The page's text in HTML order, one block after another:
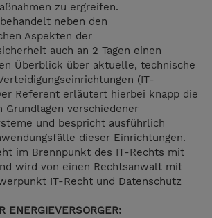
zu ergreifen.
neben den
Aspekten der
auch an 2 Tagen einen
Überblick über aktuelle, technische
(IT-
Referent erläutert hierbei knapp die
Grundlagen verschiedener
und bespricht ausführlich
dieser Einrichtungen.
im Brennpunkt des IT-Rechts mit
wird von einen Rechtsanwalt mit
IT-Recht und Datenschutz
ENERGIEVERSORGER: